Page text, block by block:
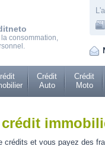
consommation,
Crédit
Auto
Crédit
Moto
crédits et vous payez des